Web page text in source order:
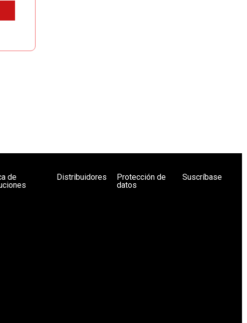
de
Distribuidores
Protección de
datos
Suscríbase